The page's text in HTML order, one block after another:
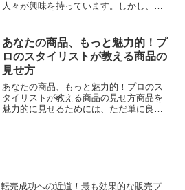
人々が興味を持っています。しかし、成
事では成功の秘訣となる交渉術とコミュ
ニケーション術に焦点を...
あなたの商品、もっと魅力的！プ
ロのスタイリストが教える商品の
見せ方
あなたの商品、もっと魅力的！プロのス
タイリストが教える商品の見せ方商品を
魅力的に見せるためには、ただ単に良い
転売成功への近道！最も効果的な販売プ